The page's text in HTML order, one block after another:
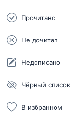
Прочитано
Не дочитал
Недописано
Чёрный список
В избранном